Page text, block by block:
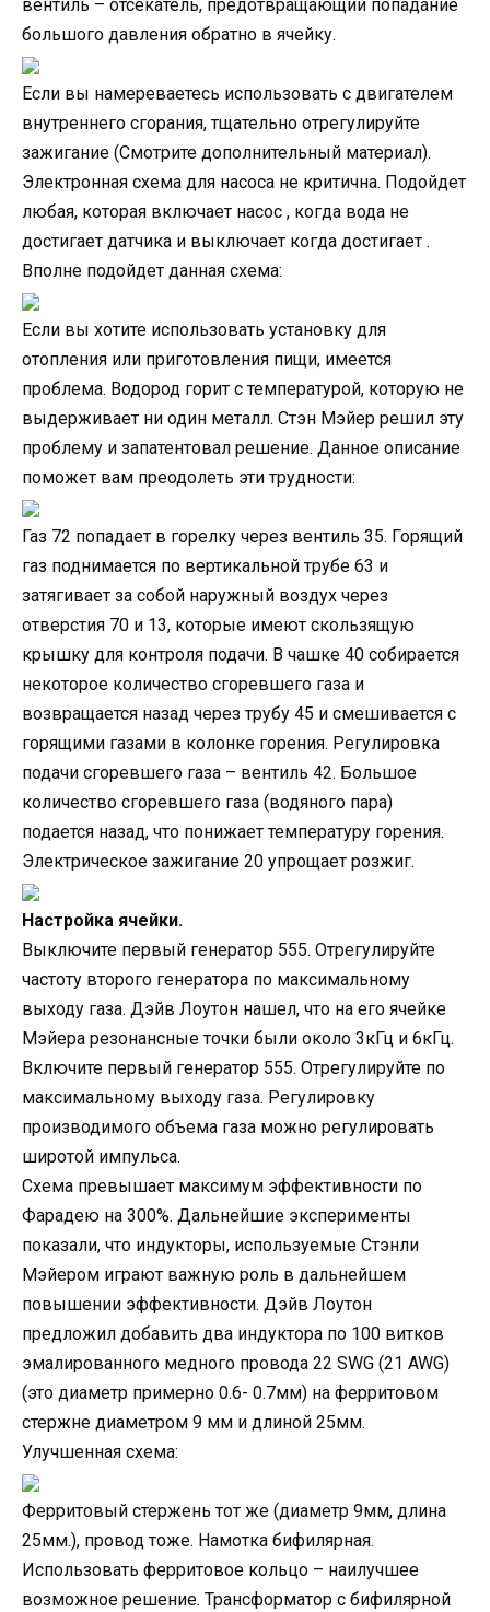
вентиль – отсекатель, предотвращающий попадание
большого давления обратно в ячейку.
Если вы намереваетесь использовать с двигателем
внутреннего сгорания, тщательно отрегулируйте
зажигание (Смотрите дополнительный материал).
Электронная схема для насоса не критична. Подойдет
любая, которая включает насос , когда вода не
достигает датчика и выключает когда достигает .
Вполне подойдет данная схема:
Если вы хотите использовать установку для
отопления или приготовления пищи, имеется
проблема. Водород горит с температурой, которую не
выдерживает ни один металл. Стэн Мэйер решил эту
проблему и запатентовал решение. Данное описание
поможет вам преодолеть эти трудности:
Газ 72 попадает в горелку через вентиль 35. Горящий
газ поднимается по вертикальной трубе 63 и
затягивает за собой наружный воздух через
отверстия 70 и 13, которые имеют скользящую
крышку для контроля подачи. В чашке 40 собирается
некоторое количество сгоревшего газа и
возвращается назад через трубу 45 и смешивается с
горящими газами в колонке горения. Регулировка
подачи сгоревшего газа – вентиль 42. Большое
количество сгоревшего газа (водяного пара)
подается назад, что понижает температуру горения.
Электрическое зажигание 20 упрощает розжиг.
Настройка ячейки.
Выключите первый генератор 555. Отрегулируйте
частоту второго генератора по максимальному
выходу газа. Дэйв Лоутон нашел, что на его ячейке
Мэйера резонансные точки были около 3кГц и 6кГц.
Включите первый генератор 555. Отрегулируйте по
максимальному выходу газа. Регулировку
производимого объема газа можно регулировать
широтой импульса.
Схема превышает максимум эффективности по
Фарадею на 300%. Дальнейшие эксперименты
показали, что индукторы, используемые Стэнли
Мэйером играют важную роль в дальнейшем
повышении эффективности. Дэйв Лоутон
предложил добавить два индуктора по 100 витков
эмалированного медного провода 22 SWG (21 AWG)
(это диаметр примерно 0.6- 0.7мм) на ферритовом
стержне диаметром 9 мм и длиной 25мм.
Улучшенная схема:
Ферритовый стержень тот же (диаметр 9мм, длина
25мм.), провод тоже. Намотка бифилярная.
Использовать ферритовое кольцо – наилучшее
возможное решение. Трансформатор с бифилярной